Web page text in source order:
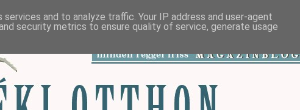
and to analyze traffic. Your IP address and user-agent
security metrics to ensure quality of service, generate usage